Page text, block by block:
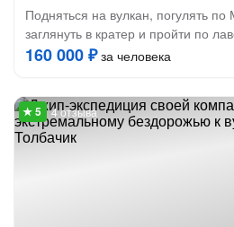
Подняться на вулкан, погулять
заглянуть в кратер и пройти по
160 000 ₽за человека
4 отзыва